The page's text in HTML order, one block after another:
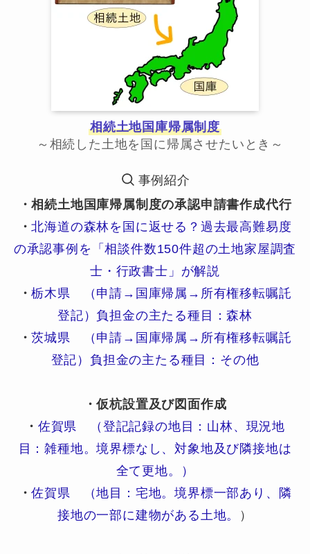
相続土地国庫帰属制度
～相続した土地を国に帰属させたいとき～
事例紹介
・相続土地国庫帰属制度の承認申請書作成代行
・北海道の森林を国に返せる？過去最高難易度
の承認事例を「相談件数150件超の土地家屋調査
士・行政書士」が解説
・栃木県 （申請→国庫帰属→所有権移転嘱託
登記）負担金の主たる種目：森林
・茨城県 （申請→国庫帰属→所有権移転嘱託
登記）負担金の主たる種目：その他
・仮杭設置及び図面作成
・ 佐賀県 （登記記録の地目：山林、現況地
目：雑種地。境界標なし、対象地及び隣接地は
全て更地。）
・佐賀県 （地目：宅地。境界標一部あり、隣
接地の一部に建物がある土地。
）